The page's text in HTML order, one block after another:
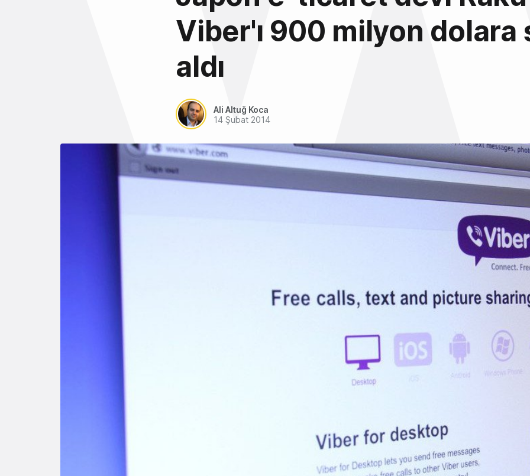
Viber'ı 900 milyon dolara
aldı
Ali Altuğ Koca
14 Şubat 2014